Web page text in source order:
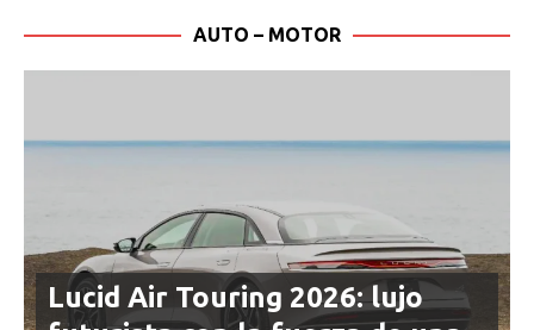
AUTO – MOTOR
Lucid Air Touring 2026: lujo